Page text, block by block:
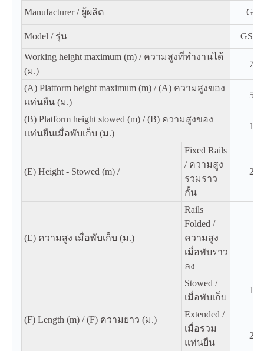
Manufacturer / ผู้ผลิต
Model / รุ่น GS-
Working height maximum (m) / ความสูงที่ทำงานได้
(ม.)
(A) Platform height maximum (m) / (A) ความสูงของ
แท่นยืน (ม.)
(B) Platform height stowed (m) / (B) ความสูงของ
แท่นยืนเมื่อพับเก็บ (ม.)
(E) Height - Stowed (m) /
Fixed Rails
/ ความสูง
รวมราว
กั้น
(E) ความสูง เมื่อพับเก็บ (ม.)
Rails
Folded /
ความสูง
เมื่อพับราว
ลง
(F) Length (m) / (F) ความยาว (ม.)
Stowed /
เมื่อพับเก็บ
Extended /
เมื่อรวม
แท่นยืน